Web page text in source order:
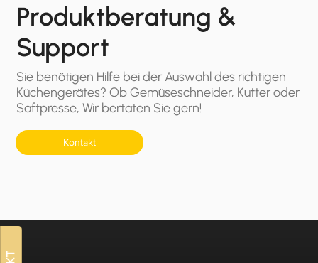
Produktberatung &
Support
Sie benötigen Hilfe bei der Auswahl des richtigen
Küchengerätes? Ob Gemüseschneider, Kutter oder
Saftpresse, Wir bertaten Sie gern!
Kontakt